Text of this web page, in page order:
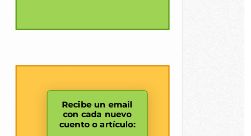
Recibe un email
con cada nuevo
cuento o artículo: